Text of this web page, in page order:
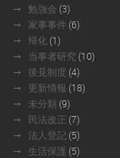
勉強会 (3)
家事事件 (6)
帰化 (1)
当事者研究 (10)
後見制度 (4)
更新情報 (18)
未分類 (9)
民法改正 (7)
法人登記 (5)
生活保護 (5)